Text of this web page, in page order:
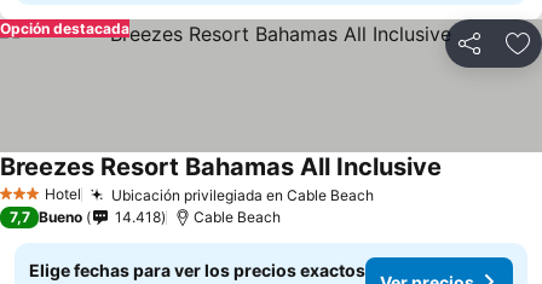
Compartir
Opción destacada
3 Estrellas
Hotel Ubicación privilegiada en Cable Beach
Breezes Resort Bahamas All Inclusive
7,7 Bueno 14.418 Cable Beach
Elige fechas para ver los precios exactos